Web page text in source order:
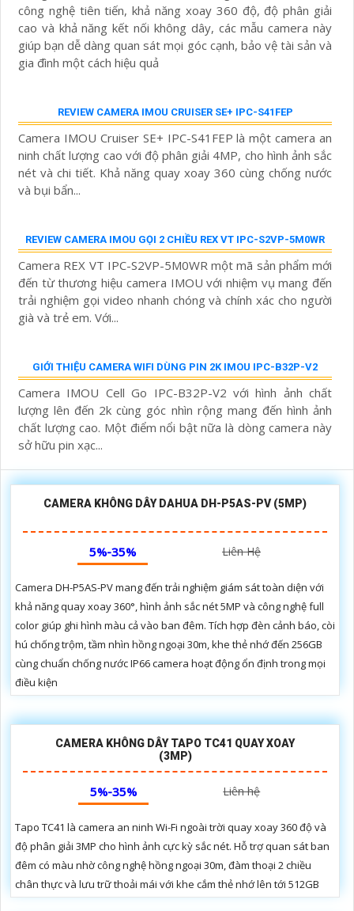
TOP NHỮNG MẪU CAMERA IP WIFI 360 GIÁ RẺ HOT NHẤT 2024
Top Những Mẫu Camera IP WIFI 360 Hot Nhất 2024
mang đến sự tiện lợi và an toàn cho ngôi nhà của bạn. Với
công nghệ tiên tiến, khả năng xoay 360 độ, độ phân giải
cao và khả năng kết nối không dây, các mẫu camera này
gia đình một cách hiệu quả
Camera IMOU Cruiser SE+ IPC-S41FEP là một camera an
ninh chất lượng cao với độ phân giải 4MP, cho hình ảnh sắc
và bụi bẩn...
REVIEW CAMERA IMOU GỌI 2 CHIỀU REX VT IPC-S2VP-5M0WR
Camera REX VT IPC-S2VP-5M0WR một mã sản phẩm mới
đến từ thương hiệu camera IMOU với nhiệm vụ mang đến
già và trẻ em. Với...